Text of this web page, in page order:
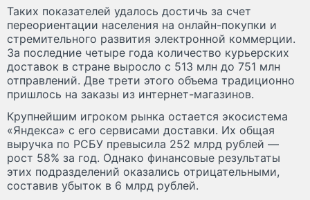
Таких показателей удалось достичь за счет
переориентации населения на онлайн-покупки и
стремительного развития электронной коммерции.
За последние четыре года количество курьерских
доставок в стране выросло с 513 млн до 751 млн
отправлений. Две трети этого объема традиционно
пришлось на заказы из интернет-магазинов.
Крупнейшим игроком рынка остается экосистема
«Яндекса» с его сервисами доставки. Их общая
выручка по РСБУ превысила 252 млрд рублей —
рост 58% за год. Однако финансовые результаты
этих подразделений оказались отрицательными,
составив убыток в 6 млрд рублей.